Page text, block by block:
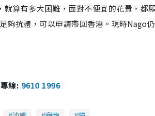
算有多大困難，面對不便宜的花費，都
抗體，可以申請帶回香港。現時Nago
線: 9610 1996